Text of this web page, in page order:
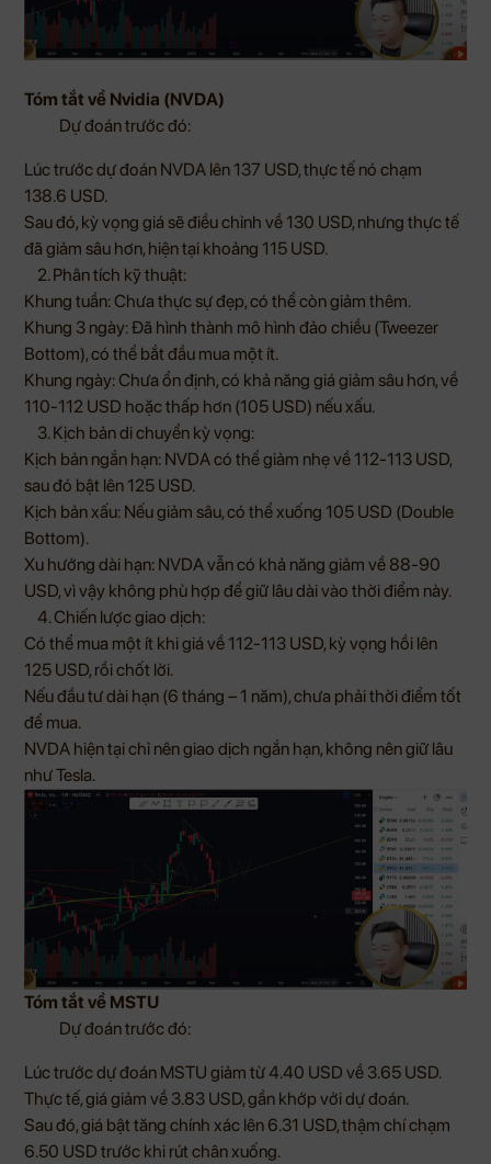
Tóm tắt về Nvidia (NVDA)
Dự đoán trước đó:
Lúc trước dự đoán NVDA lên 137 USD, thực tế nó chạm
138.6 USD.
Sau đó, kỳ vọng giá sẽ điều chỉnh về 130 USD, nhưng thực tế
đã giảm sâu hơn, hiện tại khoảng 115 USD.
2. Phân tích kỹ thuật:
Khung tuần: Chưa thực sự đẹp, có thể còn giảm thêm.
Khung 3 ngày: Đã hình thành mô hình đảo chiều (Tweezer
Bottom), có thể bắt đầu mua một ít.
Khung ngày: Chưa ổn định, có khả năng giá giảm sâu hơn, về
110-112 USD hoặc thấp hơn (105 USD) nếu xấu.
3. Kịch bản di chuyển kỳ vọng:
Kịch bản ngắn hạn: NVDA có thể giảm nhẹ về 112-113 USD,
sau đó bật lên 125 USD.
Kịch bản xấu: Nếu giảm sâu, có thể xuống 105 USD (Double
Bottom).
Xu hướng dài hạn: NVDA vẫn có khả năng giảm về 88-90
USD, vì vậy không phù hợp để giữ lâu dài vào thời điểm này.
4. Chiến lược giao dịch:
Có thể mua một ít khi giá về 112-113 USD, kỳ vọng hồi lên
125 USD, rồi chốt lời.
Nếu đầu tư dài hạn (6 tháng – 1 năm), chưa phải thời điểm tốt
để mua.
NVDA hiện tại chỉ nên giao dịch ngắn hạn, không nên giữ lâu
như Tesla.
Tóm tắt về MSTU
Dự đoán trước đó:
Lúc trước dự đoán MSTU giảm từ 4.40 USD về 3.65 USD.
Thực tế, giá giảm về 3.83 USD, gần khớp với dự đoán.
Sau đó, giá bật tăng chính xác lên 6.31 USD, thậm chí chạm
6.50 USD trước khi rút chân xuống.